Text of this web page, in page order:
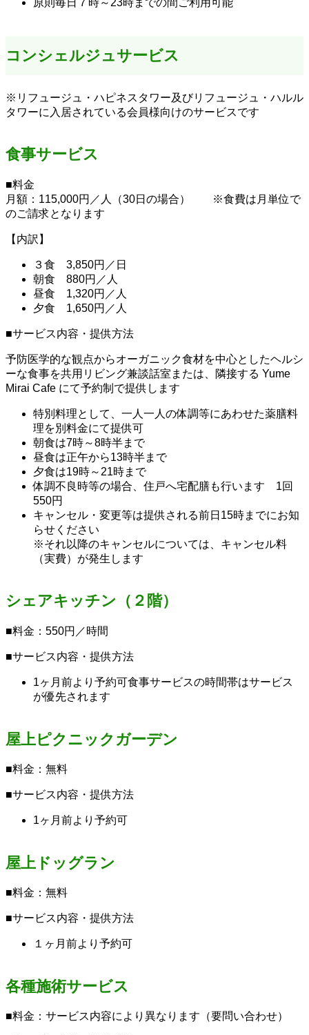
コンシェルジュサービス
※リフュージュ・ハピネスタワー及びリフュージュ・ハルル
タワーに入居されている会員様向けのサービスです
食事サービス
■料金
月額：115,000円／人（30日の場合） ※食費は月単位で
のご請求となります
【内訳】
３食 3,850円／日
朝食 880円／人
昼食 1,320円／人
夕食 1,650円／人
■サービス内容・提供方法
予防医学的な観点からオーガニック食材を中心としたヘルシ
ーな食事を共用リビング兼談話室または、隣接する Yume
Mirai Cafe にて予約制で提供します
特別料理として、一人一人の体調等にあわせた薬膳料
理を別料金にて提供可
朝食は7時～8時半まで
昼食は正午から13時半まで
夕食は19時～21時まで
体調不良時等の場合、住戸へ宅配膳も行います 1回
550円
キャンセル・変更等は提供される前日15時までにお知
らせください
※それ以降のキャンセルについては、キャンセル料
（実費）が発生します
シェアキッチン（２階）
■料金：550円／時間
■サービス内容・提供方法
1ヶ月前より予約可食事サービスの時間帯はサービス
が優先されます
屋上ピクニックガーデン
■料金：無料
■サービス内容・提供方法
1ヶ月前より予約可
屋上ドッグラン
■料金：無料
■サービス内容・提供方法
１ヶ月前より予約可
各種施術サービス
■料金：サービス内容により異なります（要問い合わせ）